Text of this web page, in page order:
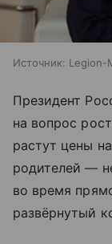
Источник: Legion-
Президент
на вопрос
растут цены
родителей —
во время
развёрнутый